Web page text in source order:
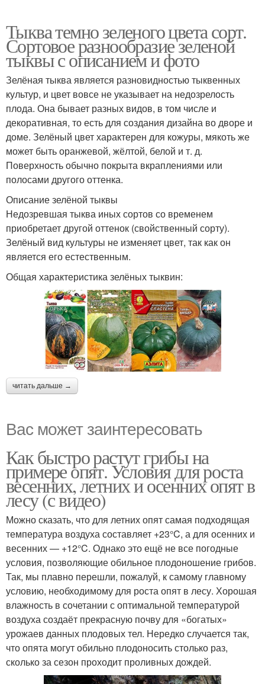
Тыква темно зеленого цвета сорт.
Сортовое разнообразие зеленой
тыквы с описанием и фото
Зелёная тыква является разновидностью тыквенных
культур, и цвет вовсе не указывает на недозрелость
плода. Она бывает разных видов, в том числе и
декоративная, то есть для создания дизайна во дворе и
доме. Зелёный цвет характерен для кожуры, мякоть же
может быть оранжевой, жёлтой, белой и т. д.
Поверхность обычно покрыта вкраплениями или
полосами другого оттенка.
Описание зелёной тыквы
Недозревшая тыква иных сортов со временем
приобретает другой оттенок (свойственный сорту).
Зелёный вид культуры не изменяет цвет, так как он
является его естественным.
Общая характеристика зелёных тыквин:
читать дальше →
Вас может заинтересовать
Как быстро растут грибы на
примере опят. Условия для роста
весенних, летних и осенних опят в
лесу (с видео)
Можно сказать, что для летних опят самая подходящая
температура воздуха составляет +23°C, а для осенних и
весенних — +12°C. Однако это ещё не все погодные
условия, позволяющие обильное плодоношение грибов.
Так, мы плавно перешли, пожалуй, к самому главному
условию, необходимому для роста опят в лесу. Хорошая
влажность в сочетании с оптимальной температурой
воздуха создаёт прекрасную почву для «богатых»
урожаев данных плодовых тел. Нередко случается так,
что опята могут обильно плодоносить столько раз,
сколько за сезон проходит проливных дождей.